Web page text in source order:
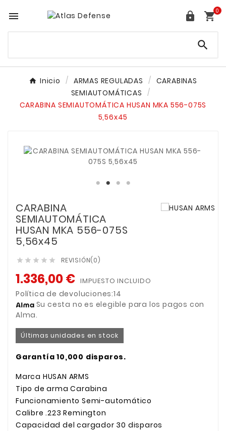
  0

Inicio ARMAS REGULADAS
CARABINAS
SEMIAUTOMÁTICAS
CARABINA SEMIAUTOMÁTICA HUSAN MKA 556-075S
5,56x45
CARABINA
SEMIAUTOMÁTICA
HUSAN MKA 556-075S
5,56x45
     REVISIÓN(0)
1.336,00 € IMPUESTO INCLUIDO
Política de devoluciones:14
Su cesta no es elegible para los pagos con
Alma.
Últimas unidades en stock
Garantía 10,000 disparos.
Marca HUSAN ARMS
Tipo de arma Carabina
Funcionamiento Semi-automático
Calibre .223 Remington
Capacidad del cargador 30 disparos